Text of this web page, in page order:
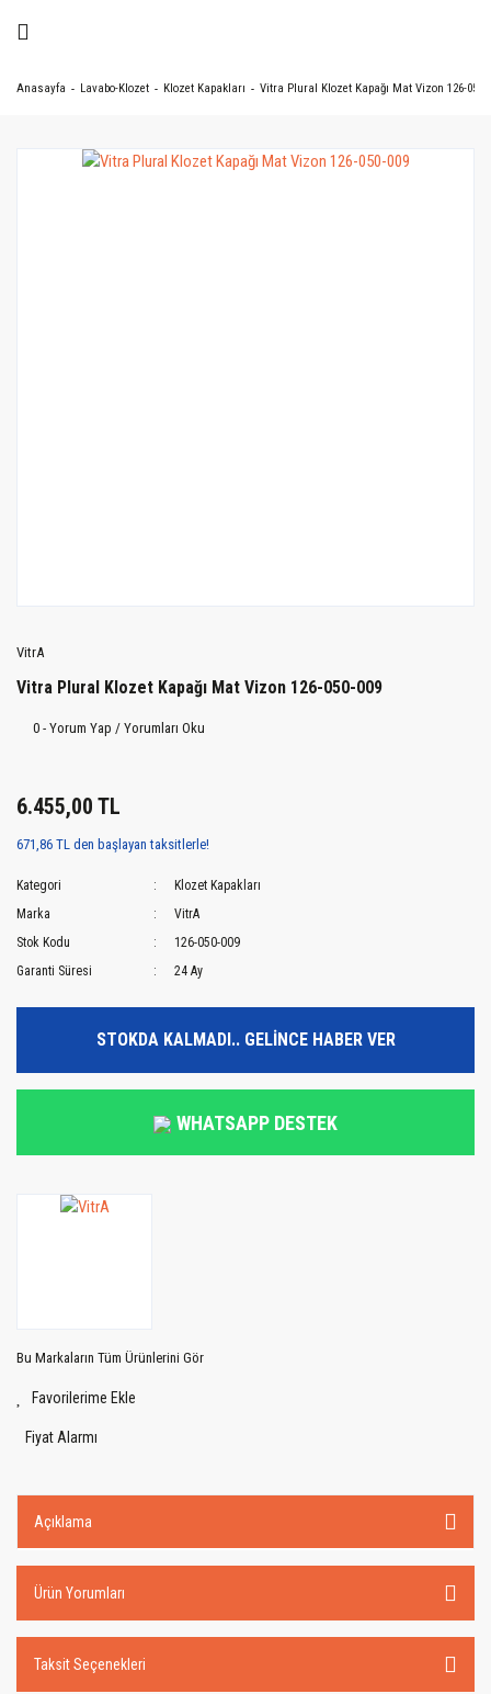
Anasayfa Lavabo-Klozet Klozet Kapakları Vitra Plural Klozet Kapağı Mat Vizon 126-050-
VitrA
Vitra Plural Klozet Kapağı Mat Vizon 126-050-009
0 - Yorum Yap / Yorumları Oku
6.455,00 TL
671,86 TL den başlayan taksitlerle!
Kategori
Klozet Kapakları
Marka
VitrA
Stok Kodu
126-050-009
Garanti Süresi
24 Ay
STOKDA KALMADI.. GELİNCE HABER VER
WHATSAPP DESTEK
Bu Markaların Tüm Ürünlerini Gör
Fiyat Alarmı
Açıklama
Ürün Yorumları
Taksit Seçenekleri